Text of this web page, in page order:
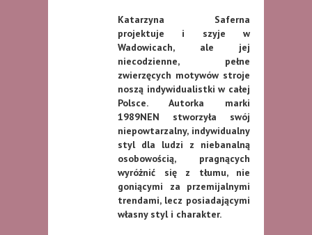
Katarzyna Saferna
projektuje i szyje w
Wadowicach, ale jej
niecodzienne, pełne
zwierzęcych motywów stroje
noszą indywidualistki w całej
Polsce. Autorka marki
1989NEN stworzyła swój
niepowtarzalny, indywidualny
styl dla ludzi z niebanalną
osobowością, pragnących
wyróżnić się z tłumu, nie
goniącymi za przemijalnymi
trendami, lecz posiadającymi
własny styl i charakter.